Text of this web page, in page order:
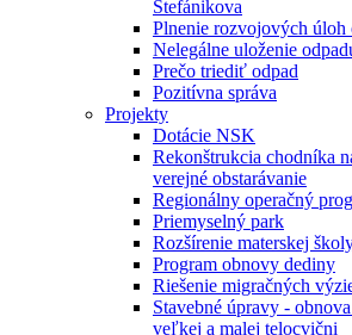
Štefánikova
Plnenie rozvojových úloh
Nelegálne uloženie
Prečo triediť odpad
Pozitívna správa
Projekty
Dotácie NSK
Rekonštrukcia chodníka
verejné obstarávanie
Regionálny operačný
Priemyselný park
Rozšírenie materskej
Program obnovy dediny
Riešenie migračných
Stavebné úpravy -
veľkej a malej telocvični